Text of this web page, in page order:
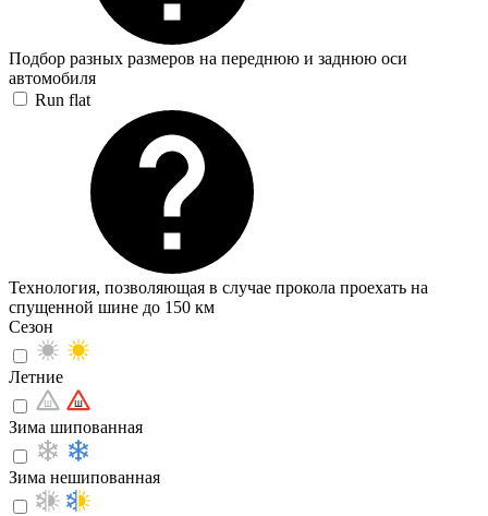
Подбор разных размеров на переднюю и заднюю оси
автомобиля
Run flat
Технология, позволяющая в случае прокола проехать на
спущенной шине до 150 км
Сезон
Летние
Зима шипованная
Зима нешипованная